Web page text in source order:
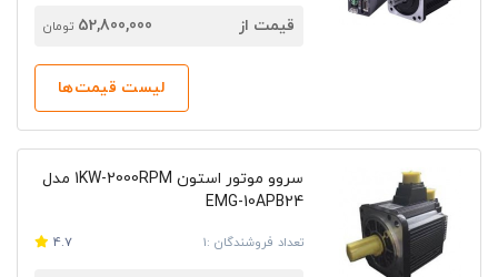
قیمت از 52,800,000 تومان
لیست قیمت‌ها
سروو موتور استون 1KW-2000RPM مدل
EMG-10APB24
تعداد فروشندگان :1 4.7